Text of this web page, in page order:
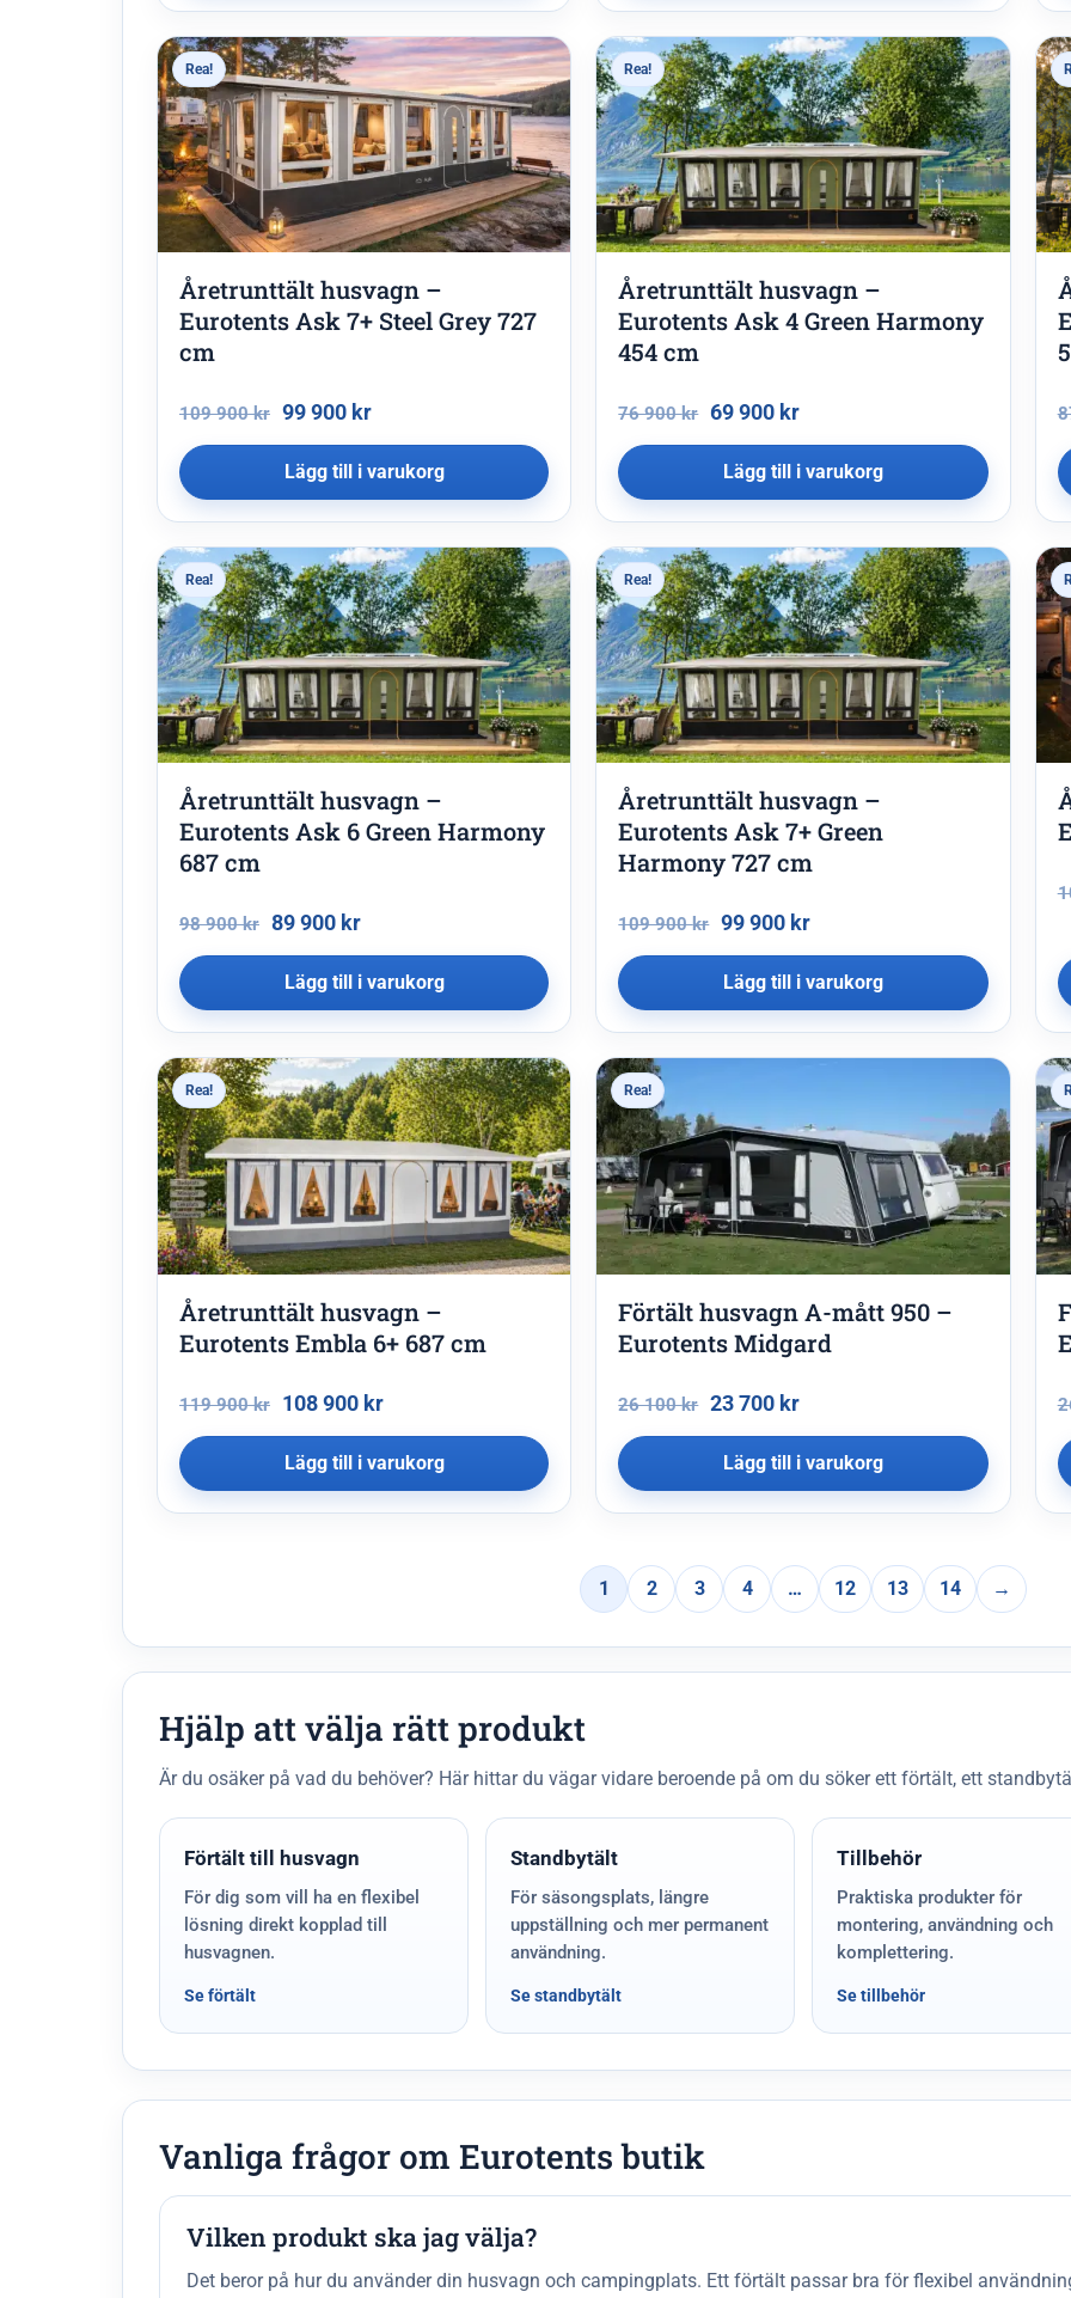
Rea!
Åretrunttält husvagn –
Eurotents Ask 7+ Steel Grey 727
cm
109 900kr 99 900 kr
Lägg till i varukorg
Rea!
Åretrunttält husvagn –
Eurotents Ask 4 Green Harmony
454 cm
76 900kr 69 900 kr
Lägg till i varukorg
Rea!
Åretrunttält husvagn –
Eurotents Ask 6 Green Harmony
687 cm
98 900kr 89 900 kr
Lägg till i varukorg
Rea!
Åretrunttält husvagn –
Eurotents Ask 7+ Green
Harmony 727 cm
109 900kr 99 900 kr
Lägg till i varukorg
Rea!
Åretrunttält husvagn –
Eurotents Embla 6+ 687 cm
119 900kr 108 900 kr
Lägg till i varukorg
Rea!
Förtält husvagn A-mått 950 –
Eurotents Midgard
26 100kr 23 700 kr
Lägg till i varukorg
1 2 3 4 … 12 13 14 →
Hjälp att välja rätt produkt
Är du osäker på vad du behöver? Här hittar du vägar vidare beroende på om du söker ett förtält, ett
Förtält till husvagn
För dig som vill ha en flexibel
lösning direkt kopplad till
husvagnen.
Se förtält
Standbytält
För säsongsplats, längre
uppställning och mer permanent
användning.
Se standbytält
Tillbehör
Praktiska produkter för
montering, användning och
komplettering.
Se tillbehör
Vanliga frågor om Eurotents butik
Vilken produkt ska jag välja?
Det beror på hur du använder din husvagn och campingplats. Ett förtält passar bra för flexibel